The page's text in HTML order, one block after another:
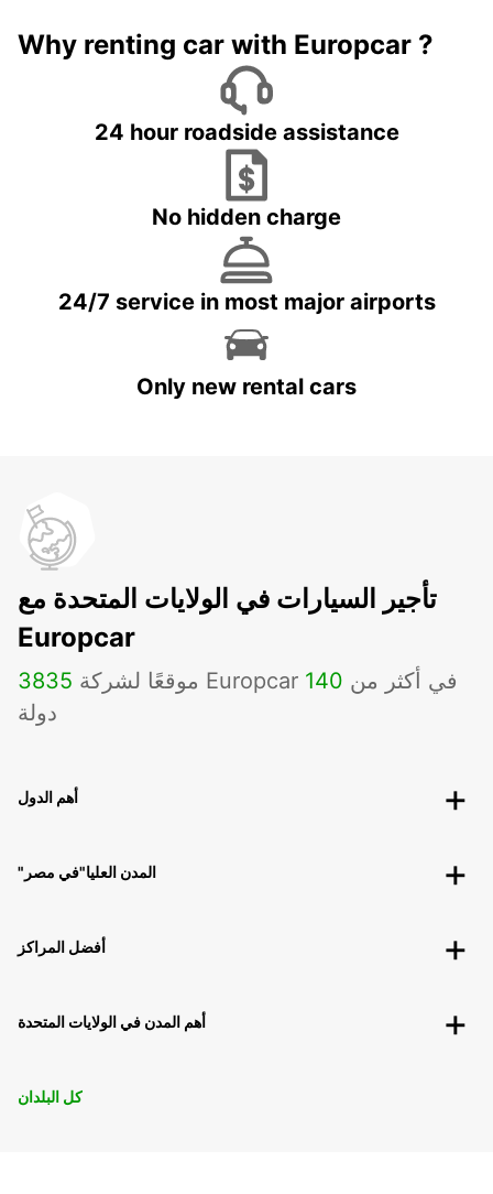
Why renting car with Europcar ?
24 hour roadside assistance
No hidden charge
24/7 service in most major airports
Only new rental cars
تأجير السيارات في الولايات المتحدة مع
Europcar
3835 موقعًا لشركة Europcar في أكثر من 140
دولة
أهم الدول
"المدن العليا"في مصر
أفضل المراكز
أهم المدن في الولايات المتحدة
كل البلدان